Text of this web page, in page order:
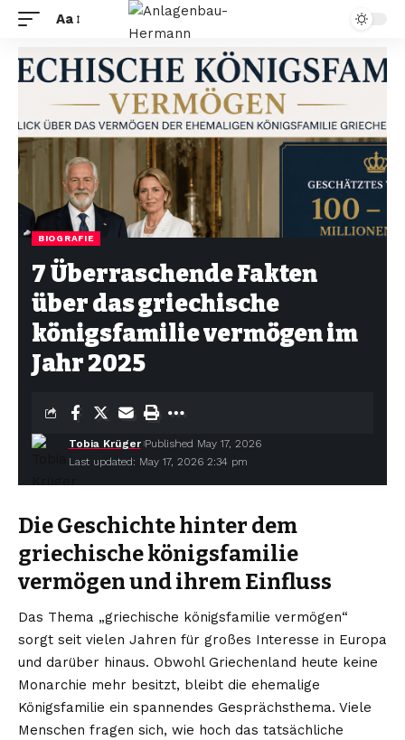
Aa
BIOGRAFIE
7 Überraschende Fakten
über das griechische
königsfamilie vermögen im
Jahr 2025
Last updated: May 17, 2026 2:34 pm
Tobia Krüger Published May 17, 2026
Die Geschichte hinter dem
griechische königsfamilie
vermögen und ihrem Einfluss
Das Thema „griechische königsfamilie vermögen“
sorgt seit vielen Jahren für großes Interesse in Europa
und darüber hinaus. Obwohl Griechenland heute keine
Monarchie mehr besitzt, bleibt die ehemalige
Königsfamilie ein spannendes Gesprächsthema. Viele
Menschen fragen sich, wie hoch das tatsächliche